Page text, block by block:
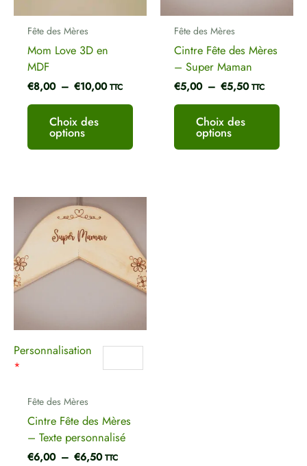
E-mail
Fête des Mères
Mom Love 3D en
MDF
€8,00 – €10,00 TTC
Choix des
options
du
Fête des Mères
Cintre Fête des Mères
– Super Maman
€5,00 – €5,50 TTC
Choix des
options
du
Personnalisation
*
Fête des Mères
Cintre Fête des Mères
– Texte personnalisé
€6,00 – €6,50
de
prix :
€6,00
€6,50
TTC
a
plusieurs
variations.
Les
sur